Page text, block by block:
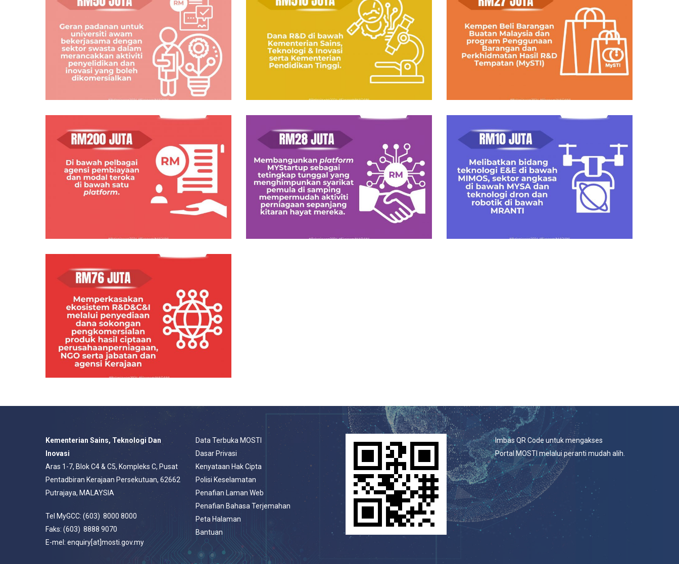
Kementerian Sains, Teknologi Dan
Inovasi
Aras 1-7, Blok C4 & C5, Kompleks C, Pusat
Pentadbiran Kerajaan Persekutuan, 62662
Putrajaya, MALAYSIA
Tel MyGCC: (603) 8000 8000
Faks: (603) 8888 9070
E-mel: enquiry[at]mosti.gov.my
Data Terbuka MOSTI
Dasar Privasi
Kenyataan Hak Cipta
Polisi Keselamatan
Penafian Laman Web
Penafian Bahasa Terjemahan
Peta Halaman
Bantuan
Imbas QR Code untuk mengakses
Portal MOSTI melalui peranti mudah alih.